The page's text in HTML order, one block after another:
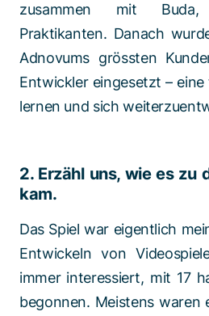
zusammen mit
Praktikanten. Danach
Adnovums grössten
Entwickler eingesetzt – eine
lernen und sich
2. Erzähl uns, wie es zu
kam.
Das Spiel war eigentlich
Entwickeln von
immer interessiert, mit 17
begonnen. Meistens waren